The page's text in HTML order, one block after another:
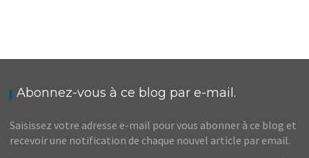
Abonnez-vous à ce blog par e-mail.
Saisissez votre adresse e-mail pour vous abonner à ce blog et
recevoir une notification de chaque nouvel article par email.